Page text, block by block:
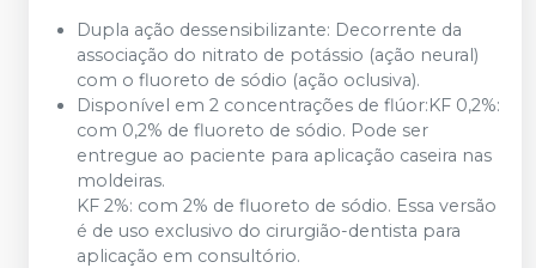
Dupla ação dessensibilizante: Decorrente da
associação do nitrato de potássio (ação neural)
com o fluoreto de sódio (ação oclusiva).
Disponível em 2 concentrações de flúor:KF 0,2%:
com 0,2% de fluoreto de sódio. Pode ser
entregue ao paciente para aplicação caseira nas
moldeiras.
KF 2%: com 2% de fluoreto de sódio. Essa versão
é de uso exclusivo do cirurgião-dentista para
aplicação em consultório.